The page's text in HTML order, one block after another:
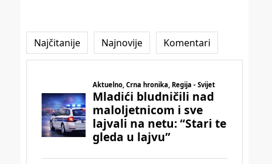
Najčitanije Najnovije Komentari